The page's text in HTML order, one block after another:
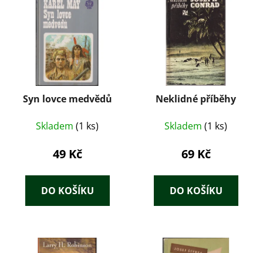
Syn lovce medvědů
Skladem (1 ks)
49 Kč
DO KOŠÍKU
Neklidné příběhy
Skladem (1 ks)
69 Kč
DO KOŠÍKU